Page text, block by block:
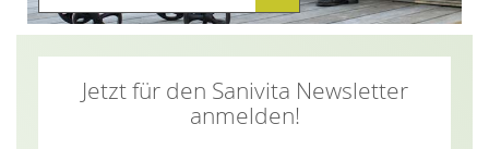
Jetzt für den Sanivita Newsletter
anmelden!